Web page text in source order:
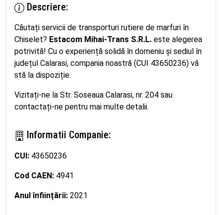
Descriere:
Căutați servicii de transporturi rutiere de marfuri în
Chiselet? Estacom Mihai-Trans S.R.L. este alegerea
potrivită! Cu o experiență solidă în domeniu și sediul în
județul Calarasi, compania noastră (CUI 43650236) vă
stă la dispoziție.
Vizitați-ne la Str. Soseaua Calarasi, nr. 204 sau
contactați-ne pentru mai multe detalii.
Informatii Companie:
CUI: 43650236
Cod CAEN: 4941
Anul înființării: 2021